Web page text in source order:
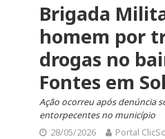
Brigada
homem por
drogas no
Fontes em
Ação ocorreu após denúncia
entorpecentes no município
28/05/2026
Portal